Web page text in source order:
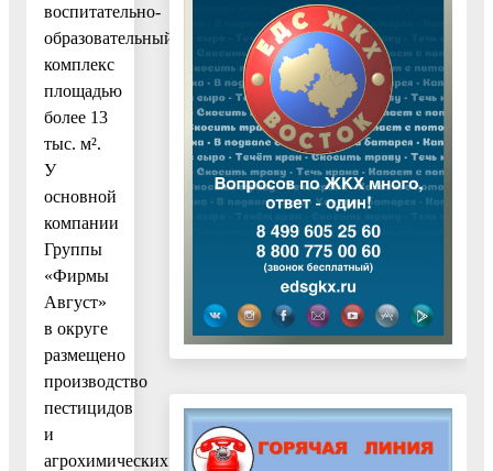
воспитательно-
образовательный
комплекс
площадью
более 13
тыс. м².
У
основной
компании
Группы
«Фирмы
Август»
в округе
размещено
производство
пестицидов
и
агрохимических